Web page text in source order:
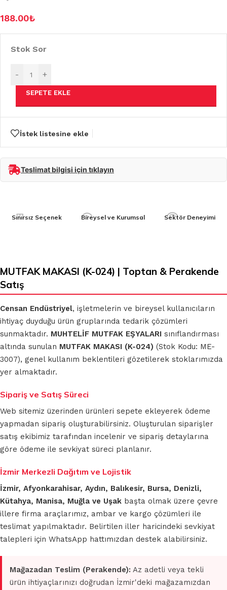
188.00₺
Stok Sor
- +
SEPETE EKLE
İstek listesine ekle
Teslimat bilgisi için tıklayın
Sınırsız Seçenek Bireysel ve Kurumsal Sektör Deneyimi
MUTFAK MAKASI (K-024) | Toptan & Perakende
Satış
Censan Endüstriyel, işletmelerin ve bireysel kullanıcıların
ihtiyaç duyduğu ürün gruplarında tedarik çözümleri
sunmaktadır. MUHTELİF MUTFAK EŞYALARI sınıflandırması
altında sunulan MUTFAK MAKASI (K-024) (Stok Kodu: ME-
3007), genel kullanım beklentileri gözetilerek stoklarımızda
yer almaktadır.
Sipariş ve Satış Süreci
Web sitemiz üzerinden ürünleri sepete ekleyerek ödeme
yapmadan sipariş oluşturabilirsiniz. Oluşturulan siparişler
satış ekibimiz tarafından incelenir ve sipariş detaylarına
göre ödeme ile sevkiyat süreci planlanır.
İzmir Merkezli Dağıtım ve Lojistik
İzmir, Afyonkarahisar, Aydın, Balıkesir, Bursa, Denizli,
Kütahya, Manisa, Muğla ve Uşak başta olmak üzere çevre
illere firma araçlarımız, ambar ve kargo çözümleri ile
teslimat yapılmaktadır. Belirtilen iller haricindeki sevkiyat
talepleri için WhatsApp hattımızdan destek alabilirsiniz.
Mağazadan Teslim (Perakende): Az adetli veya tekli
ürün ihtiyaçlarınızı doğrudan İzmir'deki mağazamızdan